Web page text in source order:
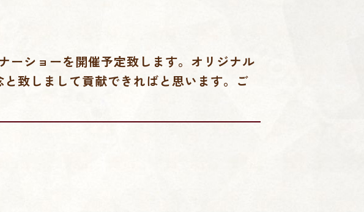
ーショーを開催予定致します。オリジナル
致しまして貢献できればと思います。ご